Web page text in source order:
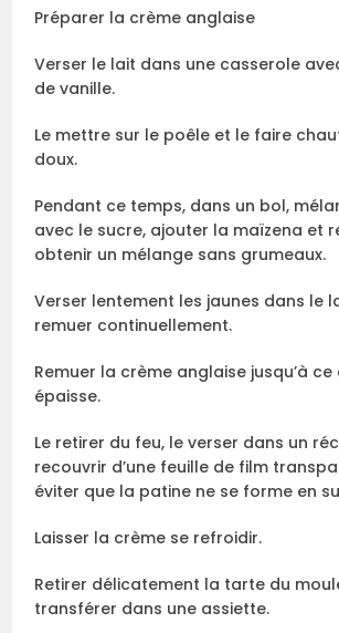
Préparer la crème anglaise
Verser le lait dans une casserole
de vanille.
Le mettre sur le poêle et le faire
doux.
Pendant ce temps, dans un bol,
avec le sucre, ajouter la maïzena et
obtenir un mélange sans grumeaux.
Verser lentement les jaunes dans le
remuer continuellement.
Remuer la crème anglaise jusqu’à ce
épaisse.
Le retirer du feu, le verser dans un
recouvrir d’une feuille de film
éviter que la patine ne se forme en
Laisser la crème se refroidir.
Retirer délicatement la tarte du
transférer dans une assiette.